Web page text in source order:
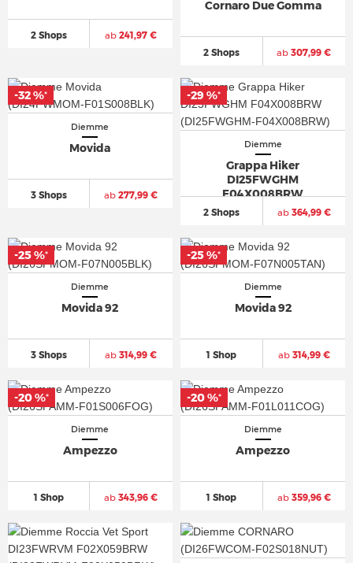
2 Shops ab 241,97 €
Cornaro Due Gomma
2 Shops ab 307,99 €
Diemme
Movida
3 Shops ab 277,99 €
-32 %*
Diemme
Grappa Hiker
DI25FWGHM
F04X008BRW
2 Shops ab364,99 €
-29 %*
Diemme
Movida 92
3 Shops ab 314,99 €
-25 %*
Diemme
Movida 92
1 Shop ab314,99 €
-25 %*
Diemme
Ampezzo
1 Shop ab 343,96 €
-20 %*
Diemme
Ampezzo
1 Shop ab359,96 €
-20 %*